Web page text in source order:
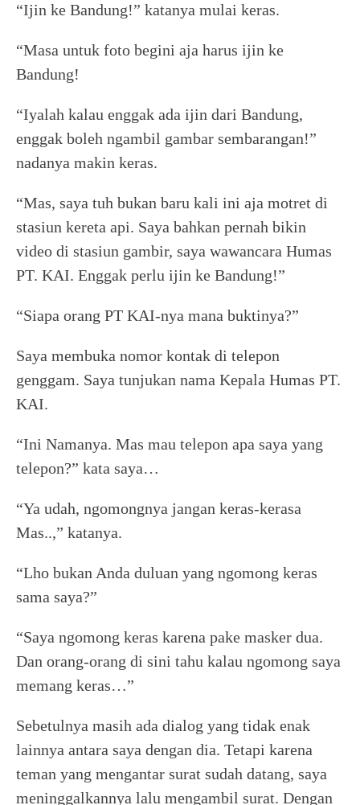
“Ijin ke Bandung!” katanya mulai keras.
“Masa untuk foto begini aja harus ijin ke
Bandung!
“Iyalah kalau enggak ada ijin dari Bandung,
enggak boleh ngambil gambar sembarangan!”
nadanya makin keras.
“Mas, saya tuh bukan baru kali ini aja motret di
stasiun kereta api. Saya bahkan pernah bikin
video di stasiun gambir, saya wawancara Humas
PT. KAI. Enggak perlu ijin ke Bandung!”
“Siapa orang PT KAI-nya mana buktinya?”
Saya membuka nomor kontak di telepon
genggam. Saya tunjukan nama Kepala Humas PT.
KAI.
“Ini Namanya. Mas mau telepon apa saya yang
telepon?” kata saya…
“Ya udah, ngomongnya jangan keras-kerasa
Mas..,” katanya.
“Lho bukan Anda duluan yang ngomong keras
sama saya?”
“Saya ngomong keras karena pake masker dua.
Dan orang-orang di sini tahu kalau ngomong saya
memang keras…”
Sebetulnya masih ada dialog yang tidak enak
lainnya antara saya dengan dia. Tetapi karena
teman yang mengantar surat sudah datang, saya
meninggalkannya lalu mengambil surat. Dengan